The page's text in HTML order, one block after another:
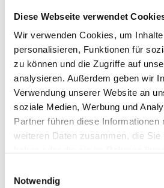
Diese Webseite verwendet
Wir verwenden Cookies, um
personalisieren, Funktionen für
zu können und die Zugriffe auf
analysieren. Außerdem geben wir
Verwendung unserer Website an
soziale Medien, Werbung und
Partner führen diese Informationen
weiteren Daten zusammen, die Sie
Notwendig
Wir unterstützen mit Marktkenntnis,
Bewerbungsunterlagen bis zur
Vermieter*innen und ausgewählten
Das compass Prinzip: höhere
Frust, weniger Aufwand für
Anmeldung und
Nach der Einreise müssen viele
Bankkonto und gegebenenfalls